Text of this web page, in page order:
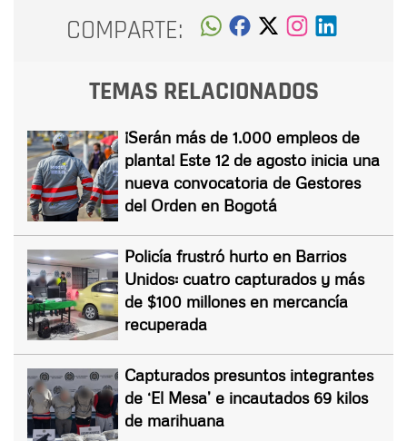
COMPARTE:
TEMAS RELACIONADOS
¡Serán más de 1.000 empleos de
planta! Este 12 de agosto inicia una
nueva convocatoria de Gestores
del Orden en Bogotá
Policía frustró hurto en Barrios
Unidos: cuatro capturados y más
de $100 millones en mercancía
recuperada
Capturados presuntos integrantes
de ‘El Mesa’ e incautados 69 kilos
de marihuana